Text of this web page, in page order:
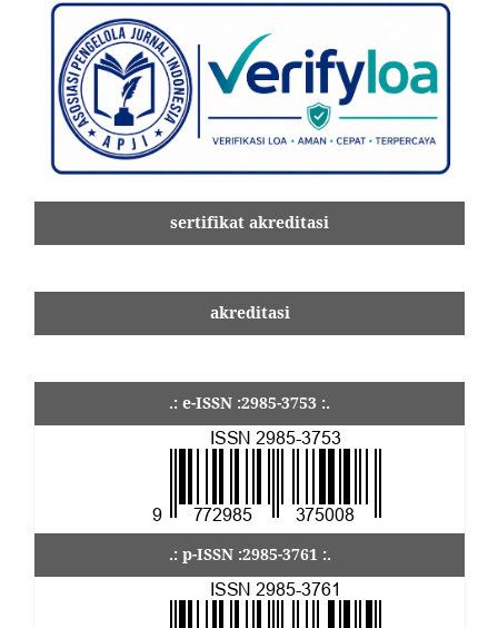
sertifikat akreditasi
akreditasi
.: e-ISSN :2985-3753 :.
.: p-ISSN :2985-3761 :.